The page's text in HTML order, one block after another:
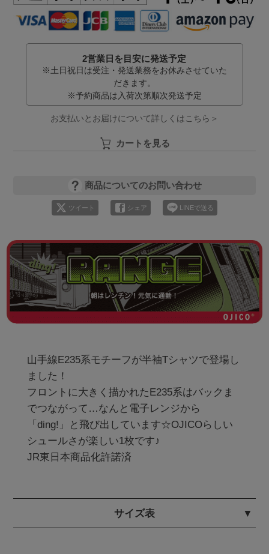
2営業日を目安に発送予定
※土日祝日は受注・発送業務をお休みさせていた
だきます。
※予約商品は入荷次第順次発送予定
お支払いとお届けについて詳しくはこちら＞
カートを見る
商品についてのお問い合わせ
ツイート シェア LINEで送る
山手線E235系モチーフが半袖Tシャツで登場し
ました！
フロントに大きく描かれたE235系はバックま
でつながって…なんと電子レンジから
「ding!」と飛び出しています☆OJICOらしい
シュールさが楽しい1枚です♪
JR東日本商品化許諾済
サイズ表